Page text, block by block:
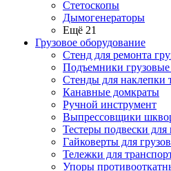
Стетоскопы
Дымогенераторы
Ещё 21
Грузовое оборудование
Стенд для ремонта
Подъемники
Стенды для наклепки
Канавные домкраты
Ручной инструмент
Выпрессовщики
Тестеры подвески
Гайковерты для
Тележки для
Упоры